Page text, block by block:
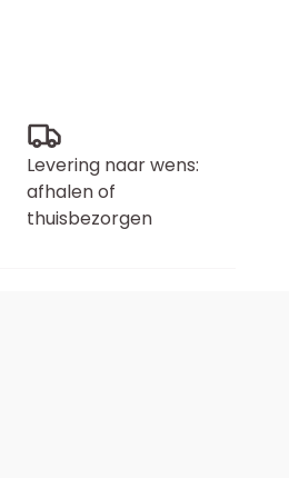
Levering naar wens:
afhalen of
thuisbezorgen